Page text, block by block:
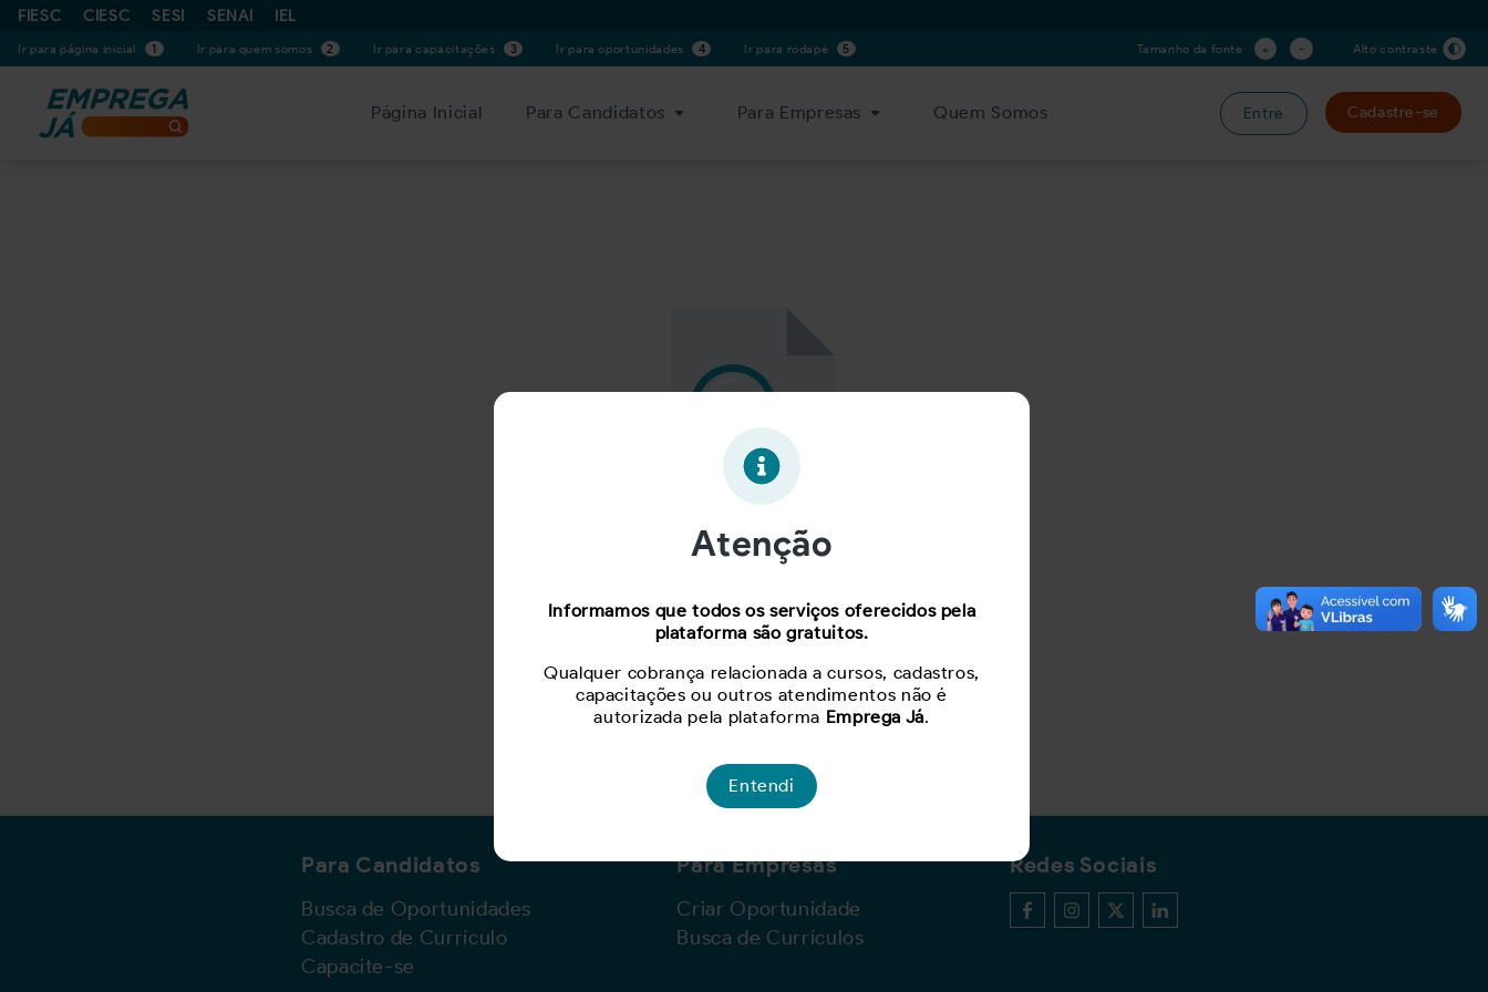
FIESC CIESC SESI SENAI IEL
Ir para página inicial 1 Ir para quem somos 2 Ir para capacitações 3 Ir para oportunidades 4 Ir para rodapé 5 Tamanho da fonte + - Alto contraste
Página Inicial Para Candidatos Para Empresas Quem Somos Entre Cadastre-se
Oportunidade expirada!
Para Candidatos
Busca de Oportunidades
Cadastro de Currículo
Capacite-se
Para Empresas
Criar Oportunidade
Busca de Currículos
Redes Sociais
Atenção
Informamos que todos os serviços oferecidos pela
plataforma são gratuitos.
Qualquer cobrança relacionada a cursos, cadastros,
capacitações ou outros atendimentos não é
autorizada pela plataforma Emprega Já.
Entendi